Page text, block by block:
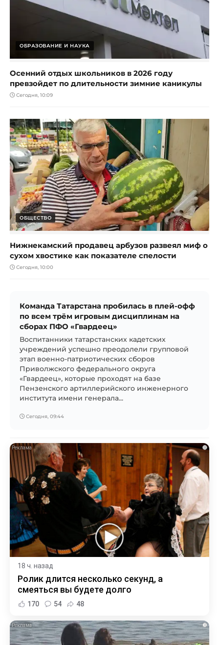
ОБРАЗОВАНИЕ И НАУКА
Осенний отдых школьников в 2026 году
превзойдет по длительности зимние каникулы
Сегодня, 10:09
ОБЩЕСТВО
Нижнекамский продавец арбузов развеял миф о
сухом хвостике как показателе спелости
Сегодня, 10:00
Команда Татарстана пробилась в плей-офф
по всем трём игровым дисциплинам на
сборах ПФО «Гвардеец»
Воспитанники татарстанских кадетских
учреждений успешно преодолели групповой
этап военно-патриотических сборов
Приволжского федерального округа
«Гвардеец», которые проходят на базе
Пензенского артиллерийского инженерного
института имени генерала...
Сегодня, 09:44
i
18 ч. назад
Ролик длится несколько секунд, а
смеяться вы будете долго
170 54 48
i